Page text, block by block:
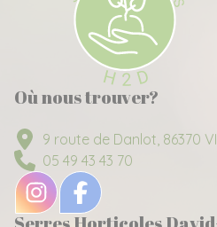
Où nous trouver?
9 route de Danlot, 86370
05 49 43 43 70